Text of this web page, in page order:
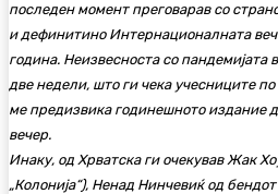
последен момент преговарав со
и дефинитино Интернационалната
година. Неизвесноста со пандемијата
две недели, што ги чека учесниците
ме предизвика годинешното издание
вечер.
Инаку, од Хрватска ги очекував Жак
„Колонија“), Ненад Нинчевиќ од